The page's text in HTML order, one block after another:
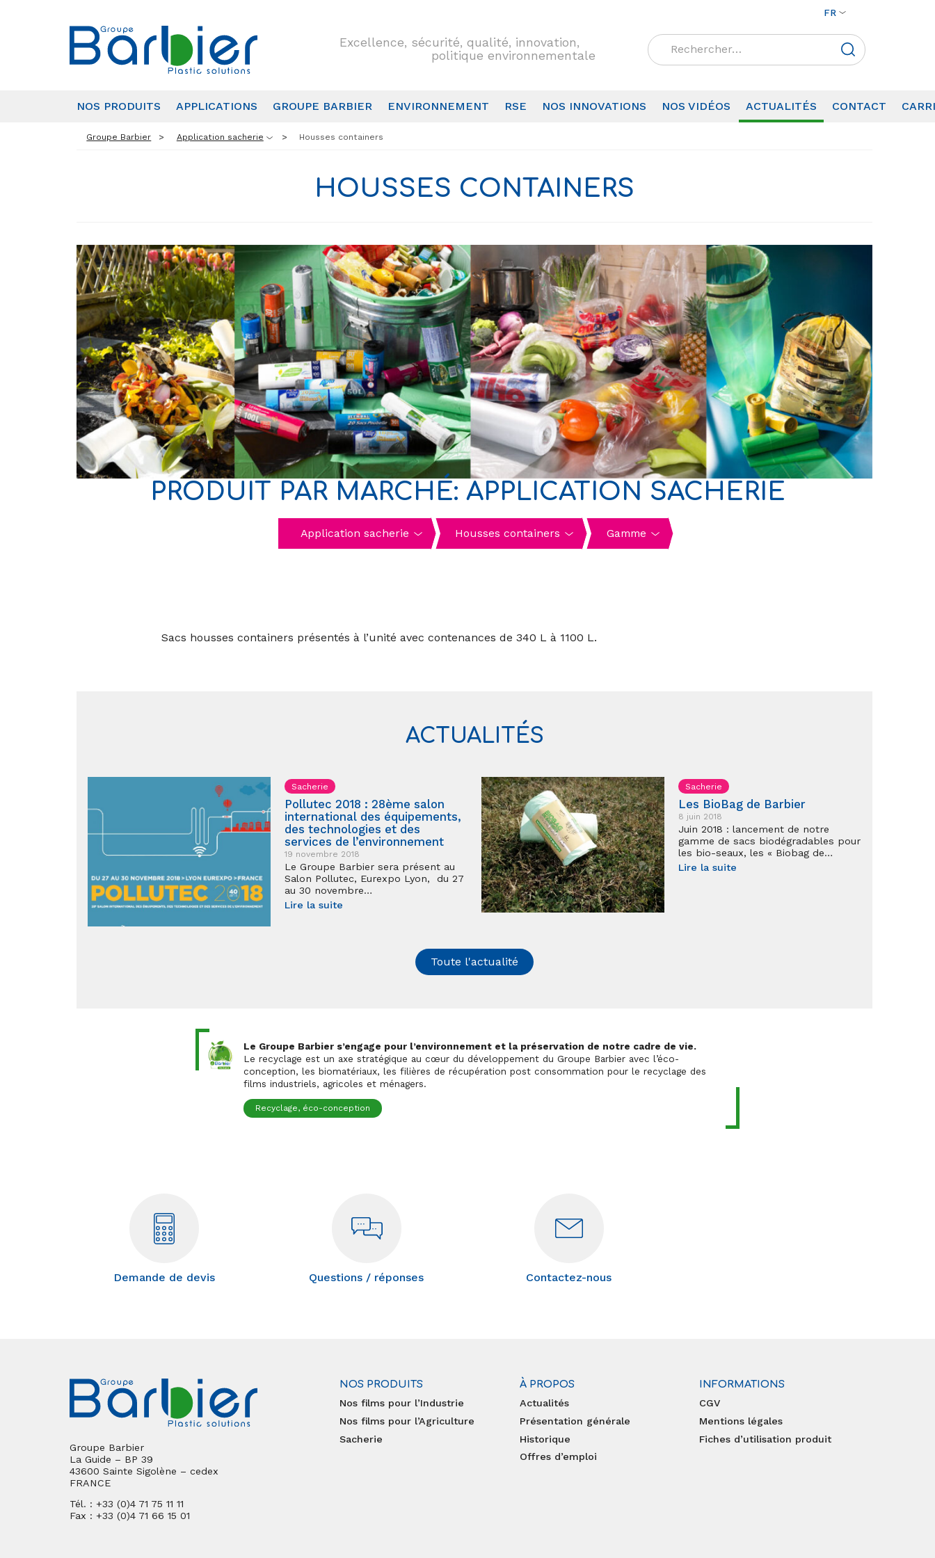
FR
Excellence, sécurité, qualité, innovation,
politique environnementale
Rechercher :
NOS PRODUITS APPLICATIONS GROUPE BARBIER ENVIRONNEMENT RSE NOS INNOVATIONS NOS VIDÉOS ACTUALITÉS CONTACT
Groupe Barbier Application sacherie Housses containers
HOUSSES CONTAINERS
PRODUIT PAR MARCHÉ: APPLICATION SACHERIE
Application sacherie Housses containers Gamme
Sacs housses containers présentés à l’unité avec contenances de 340 L à 1100 L.
ACTUALITÉS
Sacherie
Pollutec 2018 : 28ème salon
international des équipements,
des technologies et des
services de l’environnement
19 novembre 2018
Le Groupe Barbier sera présent au
Salon Pollutec, Eurexpo Lyon, du 27
au 30 novembre…
Lire la suite
Sacherie
Les BioBag de Barbier
8 juin 2018
Juin 2018 : lancement de notre
gamme de sacs biodégradables pour
les bio-seaux, les « Biobag de…
Lire la suite
Toute l'actualité
Le Groupe Barbier s’engage pour l’environnement et la préservation de notre cadre de vie.
Le recyclage est un axe stratégique au cœur du développement du Groupe Barbier avec l’éco-
conception, les biomatériaux, les filières de récupération post consommation pour le recyclage des
films industriels, agricoles et ménagers.
Recyclage, éco-conception
Demande de devis Questions / réponses Contactez-nous
Groupe Barbier
La Guide – BP 39
43600 Sainte Sigolène – cedex
FRANCE
Tél. : +33 (0)4 71 75 11 11
Fax : +33 (0)4 71 66 15 01
NOS PRODUITS
Nos films pour l’Industrie
Nos films pour l’Agriculture
Sacherie
À PROPOS
Actualités
Présentation générale
Historique
Offres d’emploi
INFORMATIONS
CGV
Mentions légales
Fiches d’utilisation produit